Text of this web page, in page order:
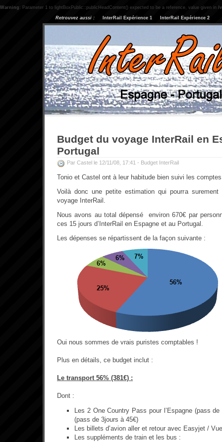
Warning : Parameter 1 to lightBoxPublic::publicHeadContent() expected to be a reference, value given in /
Retrouvez aussi : InterRail Expérience 1 InterRail Expérience 2
Budget du voyage InterRail en
Portugal
Par Castel le 12/11/08, 17:41 - Budget InterRail
Tonio et Castel ont à leur habitude bien suivi les
Voilà donc une petite estimation qui pourra
voyage InterRail.
Nous avons au total dépensé environ 670€ par
ces 15 jours d’InterRail en Espagne et au Portugal.
Les dépenses se répartissent de la façon suivante :
Oui nous sommes de vrais puristes comptables !
Plus en détails, ce budget inclut :
Le transport 56% (381€) :
Dont :
Les 2 One Country Pass pour l’Espagne (pass
(pass de 3jours à 45€)
Les billets d’avion aller et retour avec Easyjet /
Les suppléments de train et les bus :